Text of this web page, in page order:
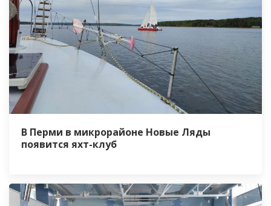
В Перми в микрорайоне Новые Ляды
появится яхт-клуб